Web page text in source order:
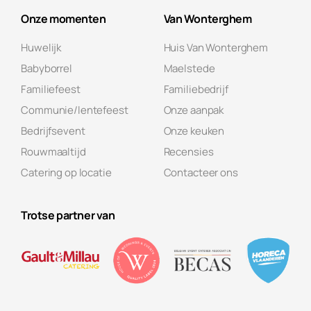
Onze momenten
Huwelijk
Babyborrel
Familiefeest
Communie/lentefeest
Bedrijfsevent
Rouwmaaltijd
Catering op locatie
Van Wonterghem
Huis Van Wonterghem
Maelstede
Familiebedrijf
Onze aanpak
Onze keuken
Recensies
Contacteer ons
Trotse partner van